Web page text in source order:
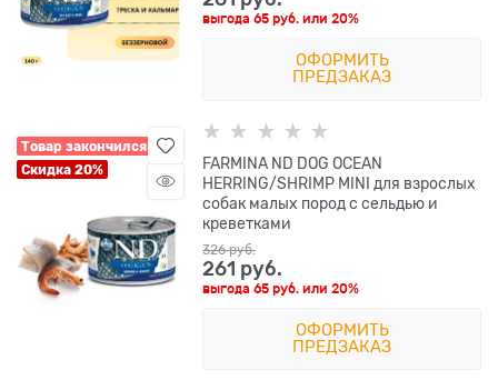
выгода65 руб. или20%
ОФОРМИТЬ
ПРЕДЗАКАЗ
Товар закончился
Скидка 20%
FARMINA ND DOG OCEAN
HERRING/SHRIMP MINI для взрослых
собак малых пород с сельдью и
креветками
326 руб.
261 руб.
выгода65 руб. или20%
ОФОРМИТЬ
ПРЕДЗАКАЗ